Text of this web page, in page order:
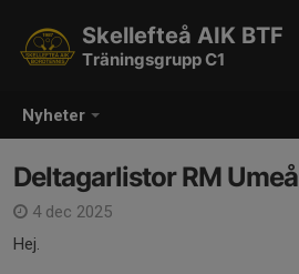
Nyheter
Skellefteå AIK BTF
Träningsgrupp C1
Deltagarlistor RM Umeå
4 dec 2025
Hej.